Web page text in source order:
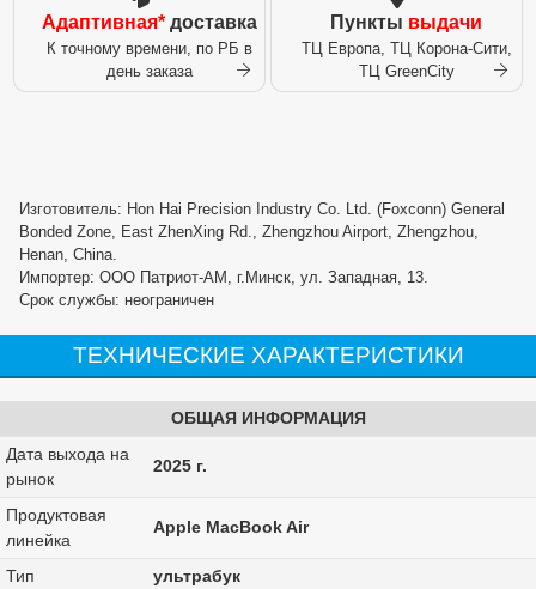
Адаптивная*доставка
К точному времени, по РБ в
день заказа
Пункты выдачи
ТЦ Европа, ТЦ Корона-Сити,
ТЦ GreenCity
Изготовитель: Hon Hai Precision Industry Co. Ltd. (Foxconn) General
Bonded Zone, East ZhenXing Rd., Zhengzhou Airport, Zhengzhou,
Henan, China.
Импортер: ООО Патриот-АМ, г.Минск, ул. Западная, 13.
Срок службы: неограничен
ТЕХНИЧЕСКИЕ ХАРАКТЕРИСТИКИ
ОБЩАЯ ИНФОРМАЦИЯ
Дата выхода на
рынок
2025 г.
Продуктовая
линейка
Apple MacBook Air
Тип
ультрабук